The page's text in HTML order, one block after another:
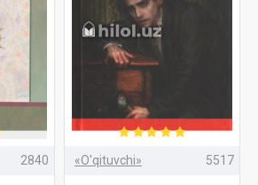
2840 «O'qituvchi» 5517